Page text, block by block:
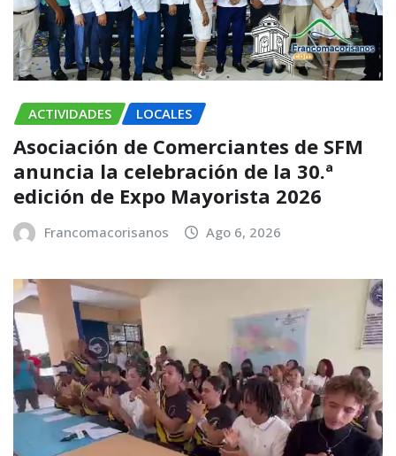
ACTIVIDADES LOCALES
Asociación de Comerciantes de SFM
anuncia la celebración de la 30.ª
edición de Expo Mayorista 2026
Francomacorisanos Ago 6, 2026